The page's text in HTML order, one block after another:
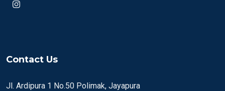
Contact Us
Jl. Ardipura 1 No.50 Polimak, Jayapura